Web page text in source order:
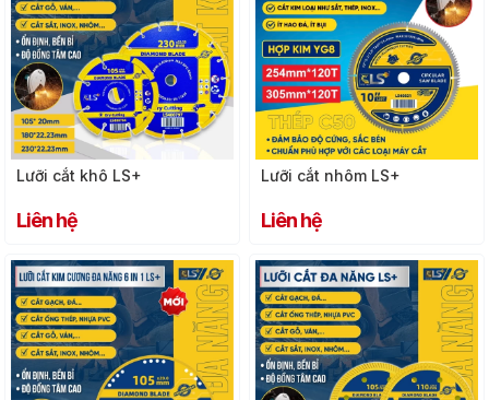
Lưỡi cắt khô LS+
Liên hệ
Lưỡi cắt nhôm LS+
Liên hệ